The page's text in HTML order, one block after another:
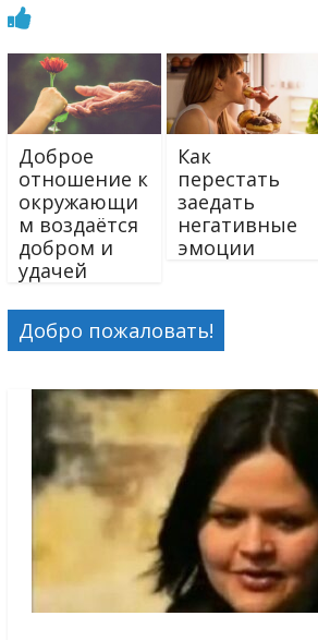
Доброе
отношение к
окружающи
м воздаётся
добром и
удачей
Как
перестать
заедать
негативные
эмоции
Добро пожаловать!